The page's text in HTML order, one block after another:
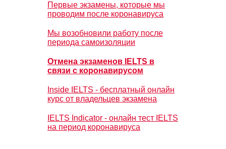
Первые экзамены, которые мы
проводим после коронавируса
Мы возобновили работу после
периода самоизоляции
Отмена экзаменов IELTS в
связи с коронавирусом
Inside IELTS - бесплатный онлайн
курс от владельцев экзамена
IELTS Indicator - онлайн тест IELTS
на период коронавируса